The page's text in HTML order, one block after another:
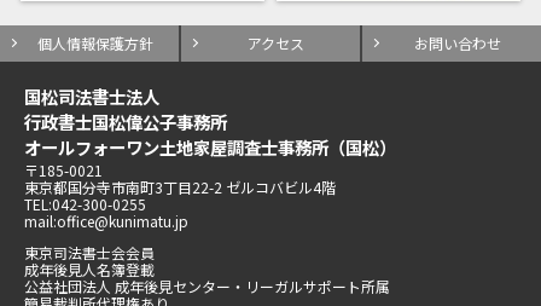
個人情報保護方針 アクセス お問い合わせ
国松司法書士法人
行政書士国松偉公子事務所
オールフォーワン土地家屋調査士事務所（国松）
〒185-0021
東京都国分寺市南町3丁目22-2 ゼルコバビル4階
TEL:042-300-0255
mail:office@kunimatu.jp
東京司法書士会会員
成年後見人名簿登載
公益社団法人 成年後見センター・リーガルサポート所属